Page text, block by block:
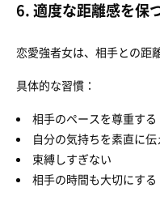
6. 適度な距離感を保
恋愛強者女は、相手との距
具体的な習慣：
相手のペースを尊重する
自分の気持ちを素直に伝
束縛しすぎない
相手の時間も大切にする